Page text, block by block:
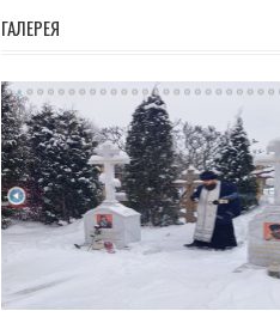
ГАЛЕРЕЯ